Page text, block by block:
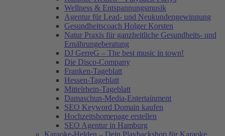
Wellness & Entspannungsmusik
Agentur für Lead- und Neukundengewinnung
Gesundheitscoach Holger Korsten
Natur Praxis für ganzheitliche Gesundheits- und
Ernährungeberatung
DJ GerreG – The best music in town!
Die Disco-Company
Franken-Tageblatt
Hessen-Tageblatt
Mittelrhein-Tageblatt
Damaschun-Media-Entertainment
SEO Keyword Domain kaufen
Hochzeitshomepage erstellen
SEO Agentur in Hamburg
Karaoke-Helden – Dein Playbackshop für Karaoke